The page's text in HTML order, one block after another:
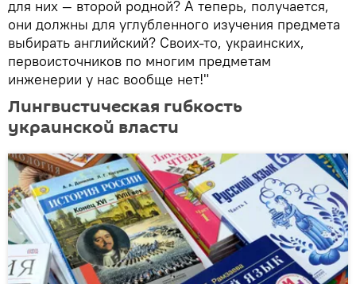
для них — второй родной? А теперь, получается,
они должны для углубленного изучения предмета
выбирать английский? Своих-то, украинских,
первоисточников по многим предметам
инженерии у нас вообще нет!"
Лингвистическая гибкость
украинской власти